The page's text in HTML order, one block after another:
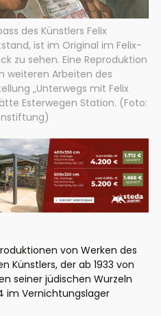
des Künstlers Felix
ist im Original im Felix-
zu sehen. Eine Reproduktion
weiteren Arbeiten des
„Unterwegs mit Felix
Esterwegen Station. (Foto:
von Werken des
Künstlers, der ab 1933 von
seiner jüdischen Wurzeln
im Vernichtungslager